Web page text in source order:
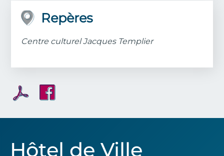
Repères
Centre culturel Jacques Templier
Hôtel de Ville